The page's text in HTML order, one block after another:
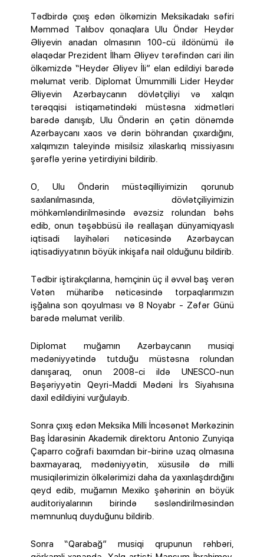
Tədbirdə çıxış edən ölkəmizin Meksikadakı səfiri
Məmməd Talıbov qonaqlara Ulu Öndər Heydər
Əliyevin anadan olmasının 100-cü ildönümü ilə
əlaqədar Prezident İlham Əliyev tərəfindən cari ilin
ölkəmizdə “Heydər Əliyev İli” elan edildiyi barədə
məlumat verib. Diplomat Ümummilli Lider Heydər
Əliyevin Azərbaycanın dövlətçiliyi və xalqın
tərəqqisi istiqamətindəki müstəsna xidmətləri
barədə danışıb, Ulu Öndərin ən çətin dönəmdə
Azərbaycanı xaos və dərin böhrandan çıxardığını,
xalqımızın taleyində misilsiz xilaskarlıq missiyasını
şərəflə yerinə yetirdiyini bildirib.
O, Ulu Öndərin müstəqilliyimizin qorunub
saxlanılmasında, dövlətçiliyimizin
möhkəmləndirilməsində əvəzsiz rolundan bəhs
edib, onun təşəbbüsü ilə reallaşan dünyamiqyaslı
iqtisadi layihələri nəticəsində Azərbaycan
iqtisadiyyatının böyük inkişafa nail olduğunu bildirib.
Tədbir iştirakçılarına, həmçinin üç il əvvəl baş verən
Vətən müharibə nəticəsində torpaqlarımızın
işğalına son qoyulması və 8 Noyabr - Zəfər Günü
barədə məlumat verilib.
Diplomat muğamın Azərbaycanın musiqi
mədəniyyətində tutduğu müstəsna rolundan
danışaraq, onun 2008-ci ildə UNESCO-nun
Bəşəriyyətin Qeyri-Maddi Mədəni İrs Siyahısına
daxil edildiyini vurğulayıb.
Sonra çıxış edən Meksika Milli İncəsənət Mərkəzinin
Baş İdarəsinin Akademik direktoru Antonio Zunyiqa
Çaparro coğrafi baxımdan bir-birinə uzaq olmasına
baxmayaraq, mədəniyyətin, xüsusilə də milli
musiqilərimizin ölkələrimizi daha da yaxınlaşdırdığını
qeyd edib, muğamın Mexiko şəhərinin ən böyük
auditoriyalarının birində səsləndirilməsindən
məmnunluq duyduğunu bildirib.
Sonra “Qarabağ” musiqi qrupunun rəhbəri,